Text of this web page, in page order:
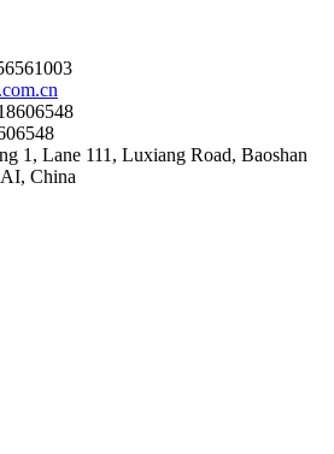
1, Lane 111, Luxiang Road, Baoshan
China